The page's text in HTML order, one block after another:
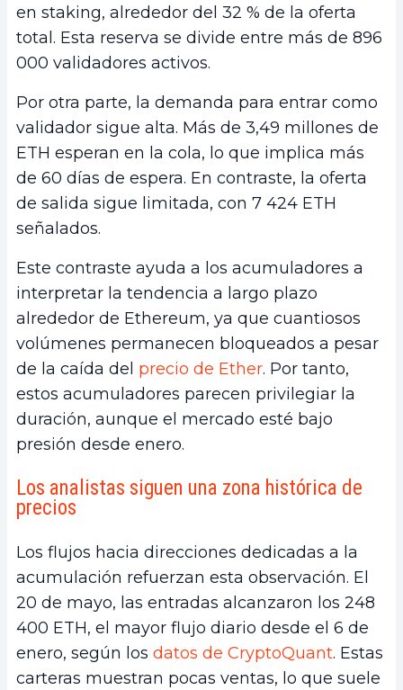
en staking, alrededor del 32 % de la oferta
total. Esta reserva se divide entre más de 896
000 validadores activos.
Por otra parte, la demanda para entrar como
validador sigue alta. Más de 3,49 millones de
ETH esperan en la cola, lo que implica más
de 60 días de espera. En contraste, la oferta
de salida sigue limitada, con 7 424 ETH
señalados.
Este contraste ayuda a los acumuladores a
interpretar la tendencia a largo plazo
alrededor de Ethereum, ya que cuantiosos
volúmenes permanecen bloqueados a pesar
de la caída del precio de Ether. Por tanto,
estos acumuladores parecen privilegiar la
duración, aunque el mercado esté bajo
presión desde enero.
Los analistas siguen una zona histórica de
precios
Los flujos hacia direcciones dedicadas a la
acumulación refuerzan esta observación. El
20 de mayo, las entradas alcanzaron los 248
400 ETH, el mayor flujo diario desde el 6 de
enero, según los datos de CryptoQuant. Estas
carteras muestran pocas ventas, lo que suele